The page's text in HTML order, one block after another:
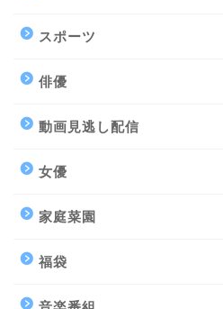
スポーツ
俳優
動画見逃し配信
女優
家庭菜園
福袋